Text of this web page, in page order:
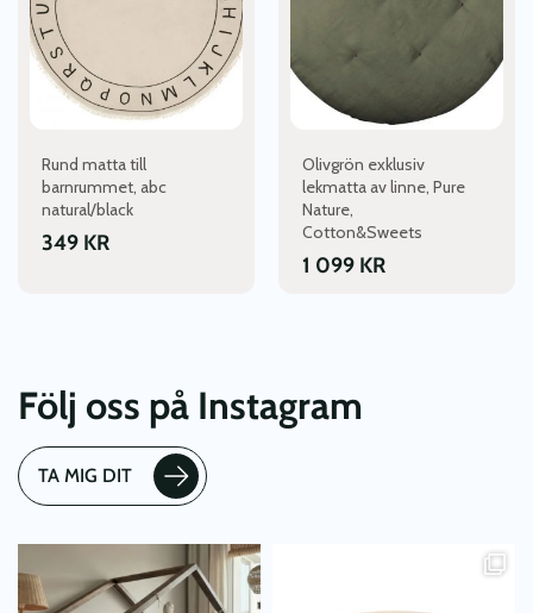
Rund matta till
barnrummet, abc
natural/black
349 KR
Olivgrön exklusiv
lekmatta av linne, Pure
Nature,
Cotton&Sweets
1 099 KR
Följ oss på Instagram
TA MIG DIT